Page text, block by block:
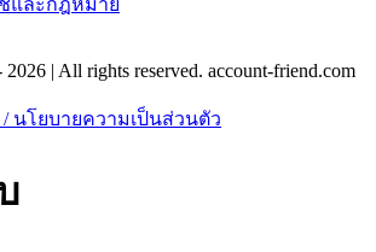
และกฎหมาย
| All rights reserved. account-friend.com
/ นโยบายความเป็นส่วนตัว